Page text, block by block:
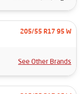
205/55 R17 95 W
See Other Brands